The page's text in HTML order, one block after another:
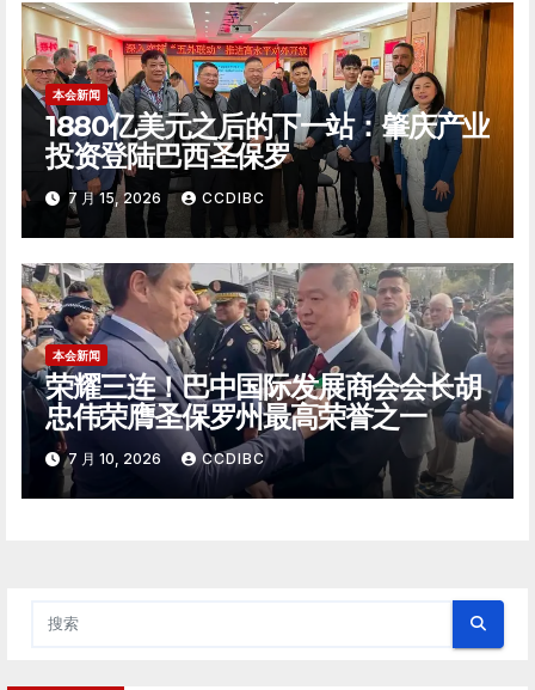
本会新闻
1880亿美元之后的下一站：肇庆产业
投资登陆巴西圣保罗
7 月 15, 2026 CCDIBC
本会新闻
荣耀三连！巴中国际发展商会会长胡
忠伟荣膺圣保罗州最高荣誉之一
7 月 10, 2026 CCDIBC